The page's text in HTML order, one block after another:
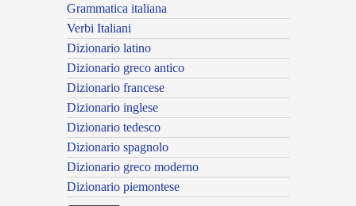
Grammatica italiana
Verbi Italiani
Dizionario latino
Dizionario greco antico
Dizionario francese
Dizionario inglese
Dizionario tedesco
Dizionario spagnolo
Dizionario greco moderno
Dizionario piemontese